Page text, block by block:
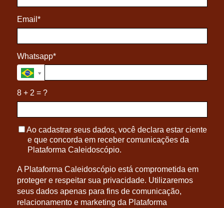
Email*
Whatsapp*
8 + 2 = ?
Ao cadastrar seus dados, você declara estar ciente
e que concorda em receber comunicações da
Plataforma Caleidoscópio.
A Plataforma Caleidoscópio está comprometida em
proteger e respeitar sua privacidade. Utilizaremos
seus dados apenas para fins de comunicação,
relacionamento e marketing da Plataforma